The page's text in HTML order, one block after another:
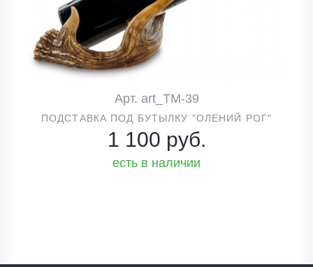
Арт. art_TM-39
ПОДСТАВКА ПОД БУТЫЛКУ "ОЛЕНИЙ РОГ"
1 100 руб.
есть в наличии